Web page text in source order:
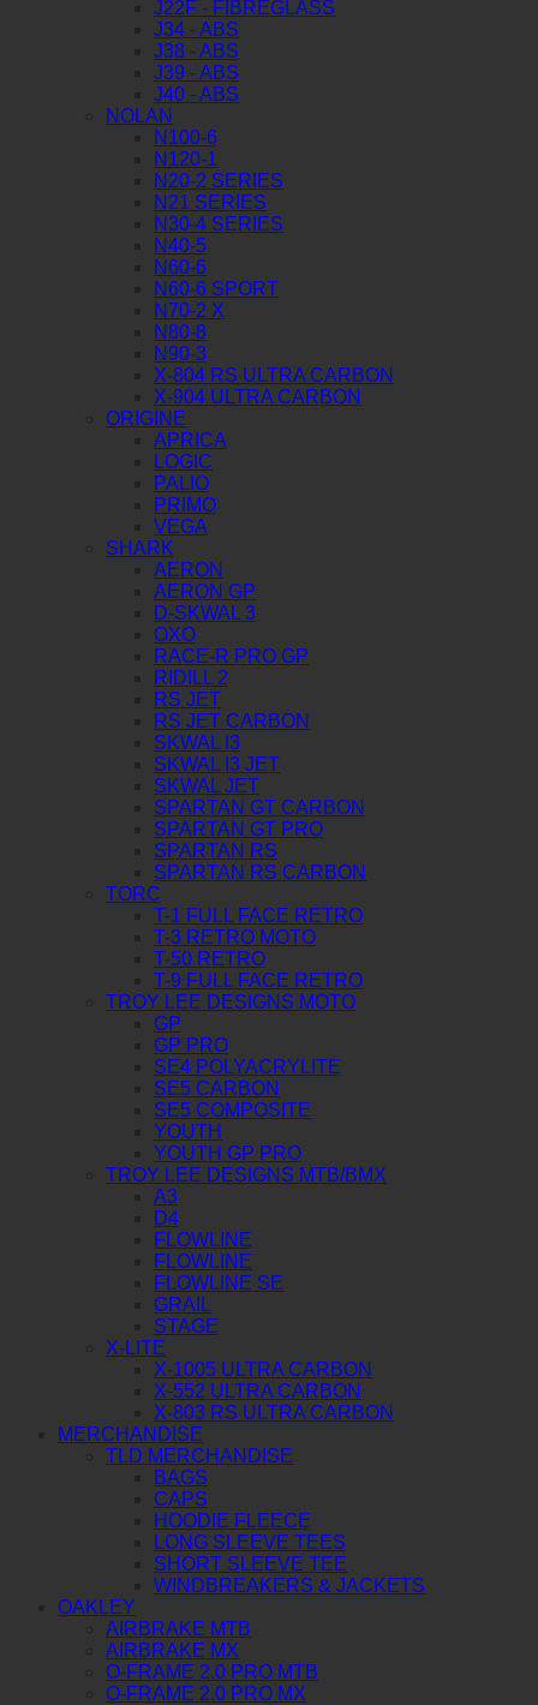
J22F - FIBREGLASS
J34 - ABS
J38 - ABS
J39 - ABS
J40 - ABS
NOLAN
N100-6
N120-1
N20-2 SERIES
N21 SERIES
N30-4 SERIES
N40-5
N60-6
N60-6 SPORT
N70-2 X
N80-8
N90-3
X-804 RS ULTRA CARBON
X-904 ULTRA CARBON
ORIGINE
APRICA
LOGIC
PALIO
PRIMO
VEGA
SHARK
AERON
AERON GP
D-SKWAL 3
OXO
RACE-R PRO GP
RIDILL 2
RS JET
RS JET CARBON
SKWAL I3
SKWAL I3 JET
SKWAL JET
SPARTAN GT CARBON
SPARTAN GT PRO
SPARTAN RS
SPARTAN RS CARBON
TORC
T-1 FULL FACE RETRO
T-3 RETRO MOTO
T-50 RETRO
T-9 FULL FACE RETRO
TROY LEE DESIGNS MOTO
GP
GP PRO
SE4 POLYACRYLITE
SE5 CARBON
SE5 COMPOSITE
YOUTH
YOUTH GP PRO
TROY LEE DESIGNS MTB/BMX
A3
D4
FLOWLINE
FLOWLINE
FLOWLINE SE
GRAIL
STAGE
X-LITE
X-1005 ULTRA CARBON
X-552 ULTRA CARBON
X-803 RS ULTRA CARBON
MERCHANDISE
TLD MERCHANDISE
BAGS
CAPS
HOODIE FLEECE
LONG SLEEVE TEES
SHORT SLEEVE TEE
WINDBREAKERS & JACKETS
OAKLEY
AIRBRAKE MTB
AIRBRAKE MX
O-FRAME 2.0 PRO MTB
O-FRAME 2.0 PRO MX